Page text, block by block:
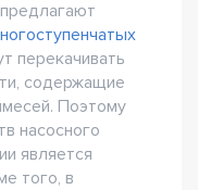
перекачивать
содержащие
Поэтому
насосного
является
того, в